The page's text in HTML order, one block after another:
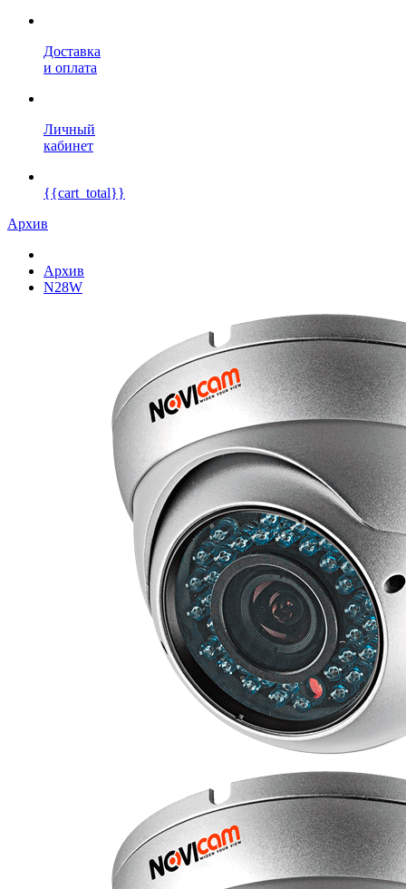
Доставка
и оплата
Личный
кабинет
{{cart_total}}
Архив
Архив
N28W